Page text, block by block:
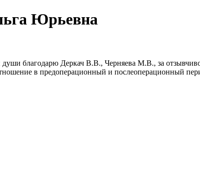
Юрьевна
благодарю Деркач В.В., Черняева М.В., за
в предоперационный и послеоперационный